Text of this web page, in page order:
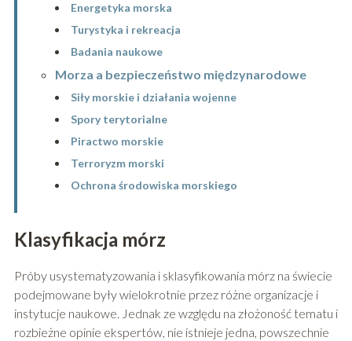
Energetyka morska
Turystyka i rekreacja
Badania naukowe
Morza a bezpieczeństwo międzynarodowe
Siły morskie i działania wojenne
Spory terytorialne
Piractwo morskie
Terroryzm morski
Ochrona środowiska morskiego
Klasyfikacja mórz
Próby usystematyzowania i sklasyfikowania mórz na świecie
podejmowane były wielokrotnie przez różne organizacje i
instytucje naukowe. Jednak ze względu na złożoność tematu i
rozbieżne opinie ekspertów, nie istnieje jedna, powszechnie